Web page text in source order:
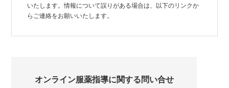
いたします。情報について誤りがある場合は、以下のリンクか
らご連絡をお願いいたします。
オンライン服薬指導に関する問い合せ